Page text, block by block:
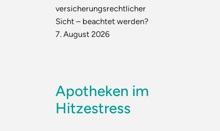
versicherungsrechtlicher
Sicht – beachtet werden?
7. August 2026
Apotheken im
Hitzestress